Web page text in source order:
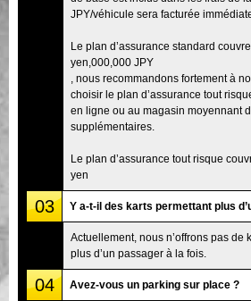
JPY/véhicule sera facturée
Le plan d’assurance standard
yen,000,000 JPY
, nous recommandons fortement à
choisir le plan d’assurance tout
en ligne ou au magasin moyennant
supplémentaires.
Le plan d’assurance tout risque
yen
03 Y a-t-il des karts permettant plus
Actuellement, nous n’offrons pas de
plus d’un passager à la fois.
04 Avez-vous un parking sur place ?